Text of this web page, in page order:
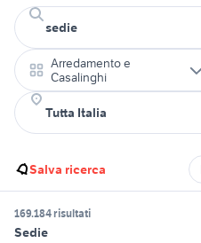
Arredamento e
Casalinghi
Salva ricerca
169.184 risultati
Sedie